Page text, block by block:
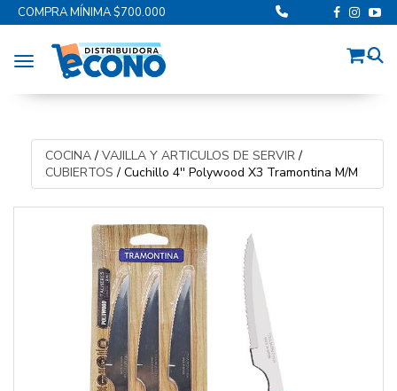
COMPRA MÍNIMA $700.000
Toggle navigation
COCINA/ VAJILLA Y ARTICULOS DE SERVIR/
CUBIERTOS / Cuchillo 4'' Polywood X3 Tramontina M/M